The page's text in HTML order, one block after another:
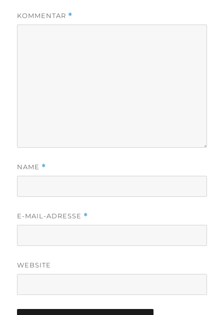
KOMMENTAR *
NAME *
E-MAIL-ADRESSE *
WEBSITE